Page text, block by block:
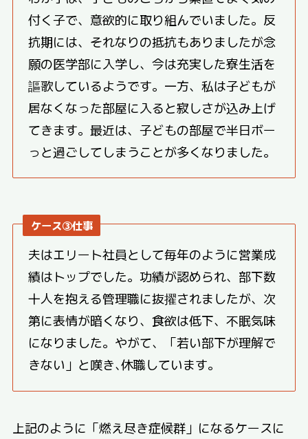
付く子で、意欲的に取り組んでいました。反
抗期には、それなりの抵抗もありましたが念
願の医学部に入学し、今は充実した寮生活を
謳歌しているようです。一方、私は子どもが
居なくなった部屋に入ると寂しさが込み上げ
てきます。最近は、子どもの部屋で半日ボー
っと過ごしてしまうことが多くなりました。
ケース③仕事
夫はエリート社員として毎年のように営業成
績はトップでした。功績が認められ、部下数
十人を抱える管理職に抜擢されましたが、次
第に表情が暗くなり、食欲は低下、不眠気味
になりました。やがて、「若い部下が理解で
きない」と嘆き､休職しています。
上記のように「燃え尽き症候群」になるケースに